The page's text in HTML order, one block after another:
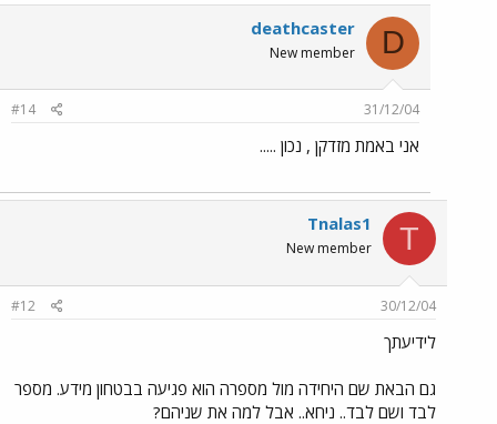
D
deathcaster
New member
31/12/04
#14
אני באמת מזדקן , נכון .....
T
Tnalas1
New member
30/12/04
#12
לידיעתך
גם הבאת שם היחידה מול מספרה הוא פגיעה בבטחון מידע. מספר
לבד ושם לבד.. ניחא.. אבל למה את שניהם?